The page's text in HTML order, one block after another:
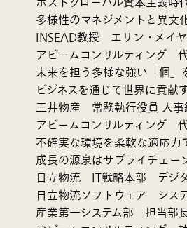
多様性のマネジメントと異文
INSEAD教授 エリン・メイ
アビームコンサルティング
未来を担う多様な強い「個」
ビジネスを通じて世界に貢献
三井物産 常務執行役員 人
アビームコンサルティング
不確実な環境を柔軟な適応力
成長の源泉はサプライチェー
日立物流 IT戦略本部 デジ
日立物流ソフトウェア シス
産業第一システム部 担当部